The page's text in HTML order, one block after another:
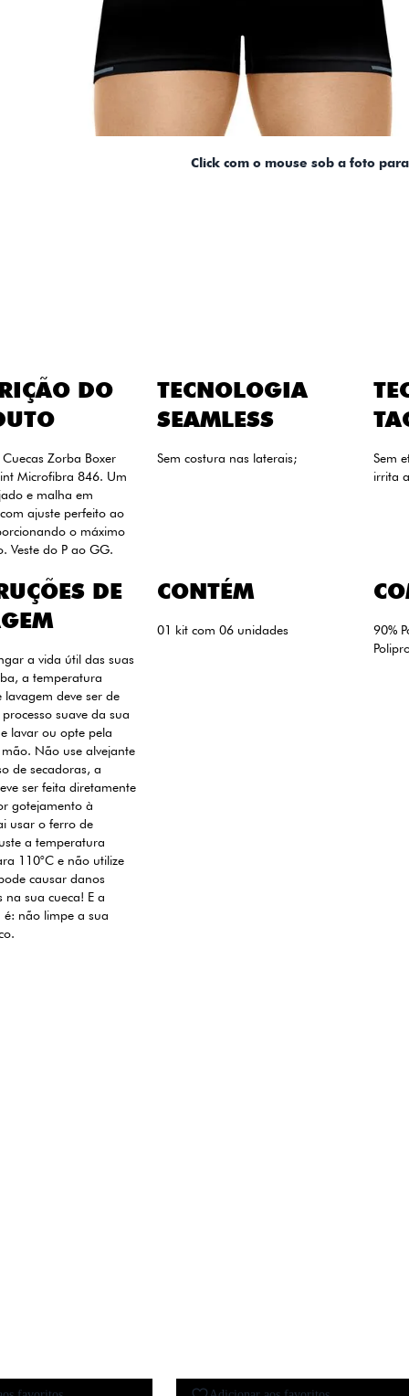
Click com o mouse sob a foto
DO
Zorba Boxer
Microfibra 846. Um
e malha em
ajuste perfeito ao
o máximo
Veste do P ao GG.
TECNOLOGIA
SEAMLESS
Sem costura nas laterais;
Sem
irrita
DE
a vida útil das suas
a temperatura
lavagem deve ser de
suave da sua
lavar ou opte pela
Não use alvejante
de secadoras, a
ser feita diretamente
gotejamento à
usar o ferro de
a temperatura
110°C e não utilize
causar danos
na sua cueca! E a
é: não limpe a sua
CONTÉM
01 kit com 06 unidades
90%